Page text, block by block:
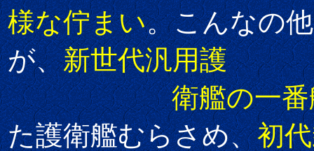
様な佇まい。こんなの
が、新世代汎用護
衛艦の一番
た護衛艦むらさめ、初